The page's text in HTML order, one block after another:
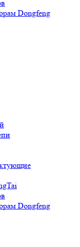
Dongfeng
Dongfeng